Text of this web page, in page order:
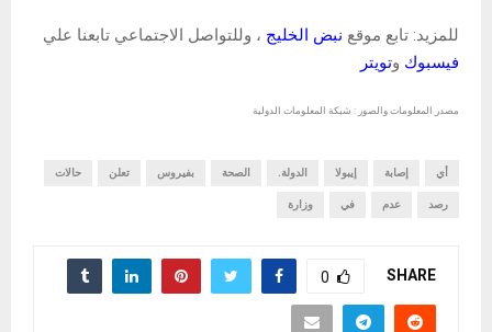
للمزيد: تابع موقع نبض الخليج ، وللتواصل الاجتماعي تابعنا علي
فيسبوك وتويتر
مصدر المعلومات والصور : شبكة المعلومات الدولية
أي إصابة إيبولا الدولة. الصحة بفيروس تعلن حالات
رصد عدم في وزارة
SHARE
0